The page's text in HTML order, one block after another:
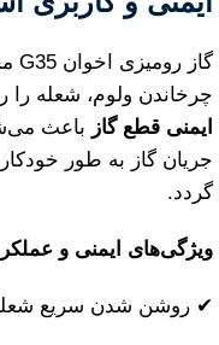
گاز رومیزی اخوان G35 مجهز به
چرخاندن ولوم، شعله
ایمنی قطع گاز باعث
جریان گاز به طور
گردد.
ویژگی‌های ایمنی و
✔ روشن شدن سریع